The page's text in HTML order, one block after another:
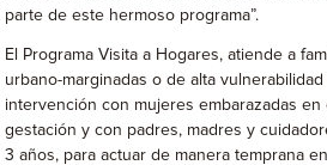
parte de este hermoso programa”.
El Programa Visita a Hogares, atiende a
urbano-marginadas o de alta
intervención con mujeres embarazadas
gestación y con padres, madres y
3 años, para actuar de manera temprana